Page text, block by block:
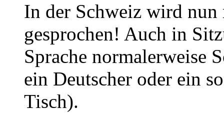
In der Schweiz wird nun
gesprochen! Auch in
Sprache normalerweise
ein Deutscher oder ein
Tisch).